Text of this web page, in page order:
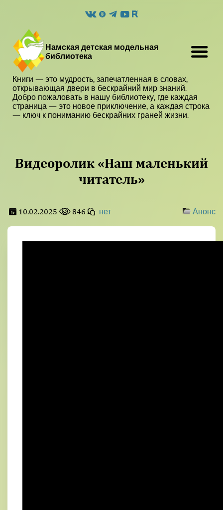
Намская детская модельная
библиотека
Книги — это мудрость, запечатленная в словах,
открывающая двери в бескрайний мир знаний.
Добро пожаловать в нашу библиотеку, где каждая
страница — это новое приключение, а каждая строка
— ключ к пониманию бескрайних граней жизни.
Видеоролик «Наш маленький
читатель»
10.02.2025 846 нет Анонс